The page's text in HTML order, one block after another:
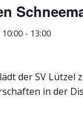
- 13:00
der SV Lützel
in der